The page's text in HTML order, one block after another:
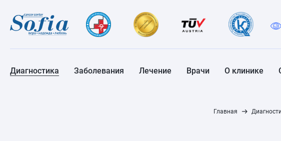
Диагностика Заболевания Лечение Врачи О клинике
Главная